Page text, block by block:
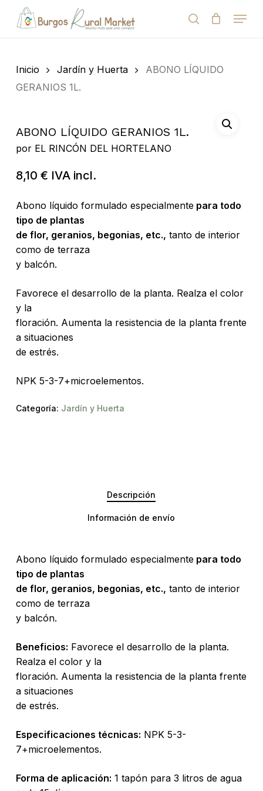
de
search
Menu
Cart
Inicio Jardín y Huerta
ABONO LÍQUIDO
GERANIOS 1L.
ABONO LÍQUIDO GERANIOS 1L.
por EL RINCÓN DEL HORTELANO
8,10 € IVA incl.
Abono líquido formulado especialmentepara todo
tipo de plantas
de flor, geranios, begonias, etc., tanto de interior
como de terraza
y balcón.
Favorece el desarrollo de la planta. Realza el color
y la
floración. Aumenta la resistencia de la planta frente
a situaciones
de estrés.
NPK 5-3-7+microelementos.
Categoría: Jardín y Huerta
Descripción
Información de envío
Abono líquido formulado especialmentepara todo
tipo de plantas
de flor, geranios, begonias, etc., tanto de interior
como de terraza
y balcón.
Beneficios: Favorece el desarrollo de la planta.
Realza el color y la
floración. Aumenta la resistencia de la planta frente
a situaciones
de estrés.
Especificaciones técnicas: NPK 5-3-
7+microelementos.
Forma de aplicación: 1 tapón para 3 litros de agua